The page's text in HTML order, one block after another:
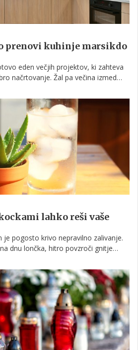
prenovi kuhinje marsikdo
eden večjih projektov, ki zahteva
načrtovanje. Žal pa večina izmed
Seveda vam pri tem lahko pomagajo
a tudi to ni nobeno zagotovilo.
marsikdo želel vedeti pred prenovo
lahko reši vaše
je pogosto krivo nepravilno zalivanje.
dnu lončka, hitro povzroči gnitje
eden tistih, ki jim gojenje sobnih
morda še niste preizkusili
reši. Zanj boste potrebovali le nekaj